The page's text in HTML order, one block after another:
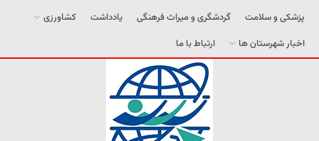
پزشکی و سلامت
گردشگری و میراث فرهنگی یادداشت
کشاورزی
اخبار شهرستان ها
ارتباط با ما